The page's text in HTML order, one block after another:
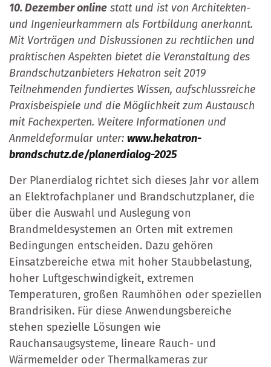
10. Dezember online statt und ist von Architekten-
und Ingenieurkammern als Fortbildung anerkannt.
Mit Vorträgen und Diskussionen zu rechtlichen und
praktischen Aspekten bietet die Veranstaltung des
Brandschutzanbieters Hekatron seit 2019
Teilnehmenden fundiertes Wissen, aufschlussreiche
Praxisbeispiele und die Möglichkeit zum Austausch
mit Fachexperten. Weitere Informationen und
Anmeldeformular unter: www.hekatron-
brandschutz.de/planerdialog-2025
Der Planerdialog richtet sich dieses Jahr vor allem
an Elektrofachplaner und Brandschutzplaner, die
über die Auswahl und Auslegung von
Brandmeldesystemen an Orten mit extremen
Bedingungen entscheiden. Dazu gehören
Einsatzbereiche etwa mit hoher Staubbelastung,
hoher Luftgeschwindigkeit, extremen
Temperaturen, großen Raumhöhen oder speziellen
Brandrisiken. Für diese Anwendungsbereiche
stehen spezielle Lösungen wie
Rauchansaugsysteme, lineare Rauch- und
Wärmemelder oder Thermalkameras zur